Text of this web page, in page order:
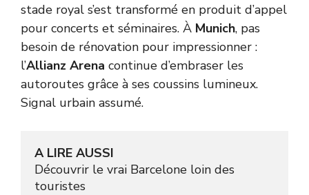
stade royal s’est transformé en produit d’appel
pour concerts et séminaires. À Munich, pas
besoin de rénovation pour impressionner :
l’Allianz Arena continue d’embraser les
autoroutes grâce à ses coussins lumineux.
Signal urbain assumé.
A LIRE AUSSI
Découvrir le vrai Barcelone loin des
touristes